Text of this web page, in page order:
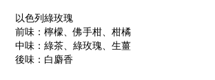
以色列綠玫瑰
前味：檸檬、佛手柑、柑橘
中味：綠茶、綠玫瑰、生薑
後味：白麝香